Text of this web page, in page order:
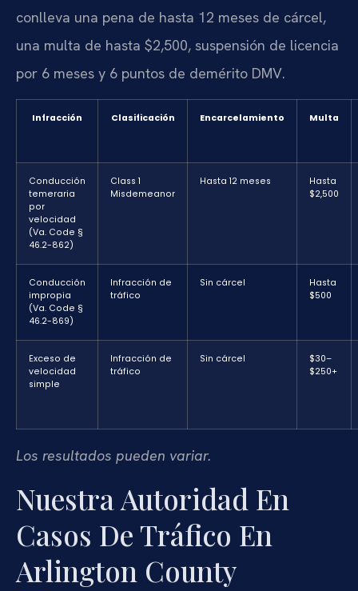
conlleva una pena de hasta 12 meses de cárcel,
una multa de hasta $2,500, suspensión de licencia
por 6 meses y 6 puntos de demérito DMV.
Infracción Clasificación Encarcelamiento Multa
Conducción
temeraria
por
velocidad
(Va. Code §
46.2-862)
Class 1
Misdemeanor
Hasta 12 meses
Hasta
$2,500
Conducción
impropia
(Va. Code §
46.2-869)
Infracción de
tráfico
Sin cárcel
Hasta
$500
Exceso de
velocidad
simple
Infracción de
tráfico
Sin cárcel
$30–
$250+
Los resultados pueden variar.
Nuestra Autoridad En
Casos De Tráfico En
Arlington County